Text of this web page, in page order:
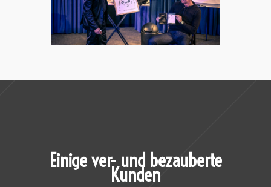
Einige ver- und bezauberte
Kunden